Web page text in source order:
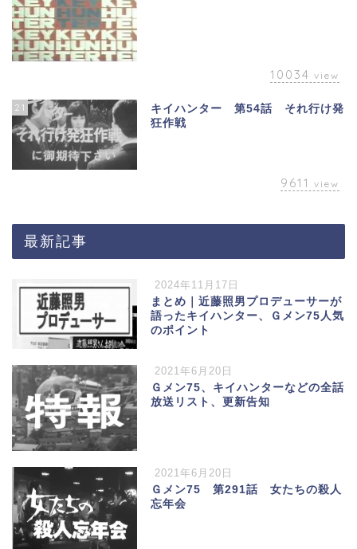
10034 view
21
キイハンター 第54話 それ行け発
狂作戦
9611 view
最新記事
2024年11月17日
まとめ｜近藤照男プロデューサーが
語ったキイハンター、Ｇメン75人気
のポイント
2021年6月20日
Ｇメン75、キイハンターなどの全話
放送リスト、更新告知
2021年6月20日
Ｇメン75 第291話 女たちの殺人
忘年会